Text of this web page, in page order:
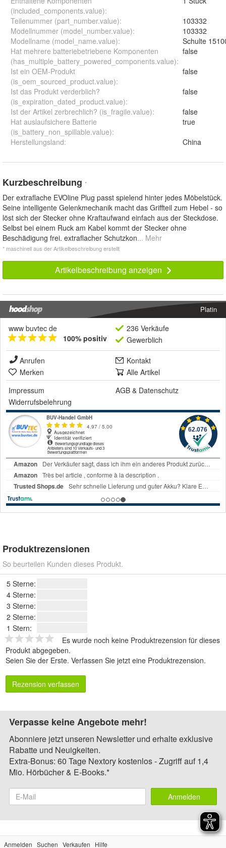
(included_components.value):
Teilenummer (part_number.value):
103332
Modellnummer (model_number.value):
103332
Modellname (model_name.value):
Schulte
Hat mehrere batteriebetriebene Komponenten
(has_multiple_battery_powered_components.value):
false
Ist ein OEM-Produkt
(is_oem_sourced_product.value):
false
Ist das Produkt verderblich?
(is_expiration_dated_product.value):
false
Ist der Artikel zerbrechlich? (is_fragile.value):
false
Hat auslaufsichere Batterie
(is_battery_non_spillable.value):
true
Herstellungsland: China
Kurzbeschreibung *
Der extraflache EVOline Plug passt spielend hinter jedes Möbelstück.
Seine intelligente Gelenkmechanik macht das Griffteil zum Hebel - so
löst sich der Stecker ohne Kraftaufwand einfach aus der Steckdose.
Selbst bei einem Ruck am Kabel kommt der Stecker ohne
Beschädigung frei. extraflacher Schutzkon... Mehr
* maschinell aus der Artikelbeschreibung erstellt
Artikelbeschreibung anzeigen
Platin
www buvtec de
100% positiv
236 Verkäufe
Gewerblich
Anrufen
Kontakt
Merken
Alle Artikel
Impressum
AGB & Datenschutz
Widerrufsbelehrung
Produktrezensionen
So beurteilen Kunden dieses Produkt.
5 Sterne:
4 Sterne:
3 Sterne:
2 Sterne:
1 Stern:
Es wurde noch keine Produktrezension für dieses
Produkt abgegeben.
Seien Sie der Erste. Verfassen Sie jetzt eine Produktrezension.
Rezension verfassen
Verpasse keine Angebote mehr!
Abonniere jetzt unseren Newsletter und erhalte exklusive
Rabatte und Neuigkeiten.
Extra-Bonus: 60 Tage Nextory kostenlos - Zugriff auf 1,4
Mio. Hörbücher & E-Books.*
Anmelden
Anmelden Suchen Verkaufen Hilfe